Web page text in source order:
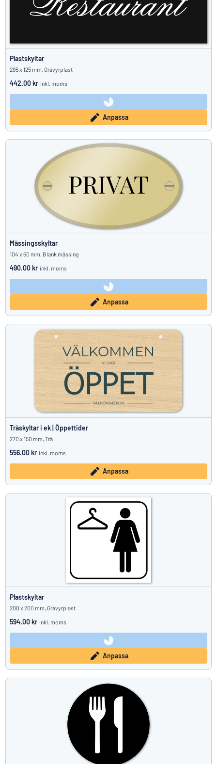
Plastskyltar
295 x 125 mm, Gravyrplast
442.00 kr inkl. moms
Anpassa
Mässingsskyltar
104 x 60 mm, Blank mässing
490.00 kr inkl. moms
Anpassa
Träskyltar i ek | Öppettider
270 x 150 mm, Trä
556.00 kr inkl. moms
Anpassa
Plastskyltar
200 x 200 mm, Gravyrplast
594.00 kr inkl. moms
Anpassa